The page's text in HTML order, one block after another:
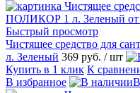
Быстрый просмотр
Чистящее средство для
л. Зеленый 369 руб. / шт
Купить в 1 клик К
В избранное